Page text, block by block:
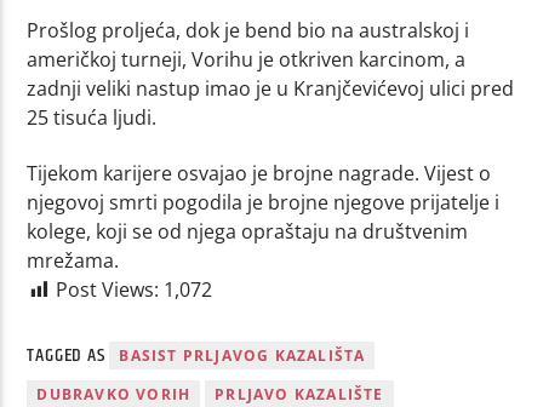
Prošlog proljeća, dok je bend bio na australskoj i
američkoj turneji, Vorihu je otkriven karcinom, a
zadnji veliki nastup imao je u Kranjčevićevoj ulici pred
25 tisuća ljudi.
Tijekom karijere osvajao je brojne nagrade. Vijest o
njegovoj smrti pogodila je brojne njegove prijatelje i
kolege, koji se od njega opraštaju na društvenim
mrežama.
Post Views: 1,072
TAGGED AS
BASIST PRLJAVOG KAZALIŠTA
DUBRAVKO VORIH
PRLJAVO KAZALIŠTE